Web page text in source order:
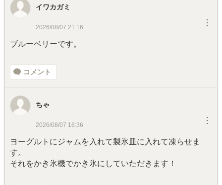
イワカガミ
2026/08/07 21:16 ︙
ブルーベリーです。
コメント
ちゃ
2026/08/07 16:36 ︙
ヨーグルトにジャムを入れて製氷皿に入れて凍らせま
す。
それをかき氷機でかき氷にしていただきます！